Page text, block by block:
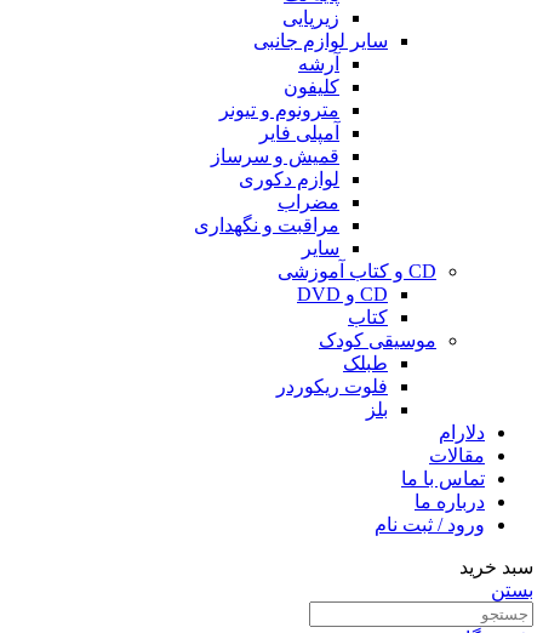
زیرپایی
سایر لوازم جانبی
آرشه
کلیفون
مترونوم و تیونر
آمپلی فایر
قمیش و سرساز
لوازم دکوری
مضراب
مراقبت و نگهداری
سایر
CD و کتاب آموزشی
CD و DVD
کتاب
موسیقی کودک
طبلک
فلوت ریکوردر
بلز
دلارام
مقالات
تماس با ما
درباره ما
ورود / ثبت نام
سبد خرید
بستن